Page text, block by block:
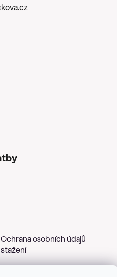
Ochrana osobních údajů